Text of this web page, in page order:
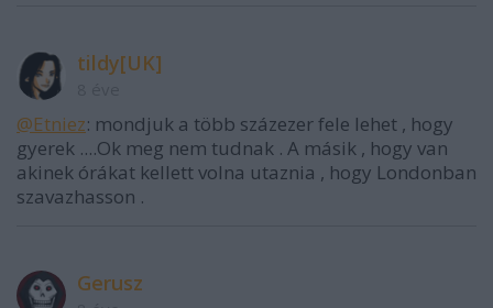
tildy[UK]
@Etniez: mondjuk a több százezer fele lehet , hogy
gyerek ....Ok meg nem tudnak . A másik , hogy van
akinek órákat kellett volna utaznia , hogy Londonban
szavazhasson .
Gerusz